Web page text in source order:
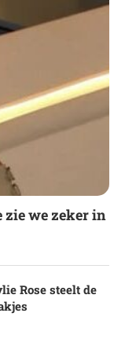
zie we zeker in
Rose steelt de